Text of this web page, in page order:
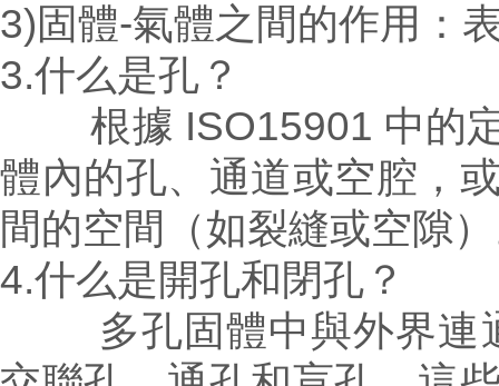
3)固體-氣體之間的作用：
3.什么是孔？
根據 ISO15901 中的定
體內的孔、通道或空腔，
間的空間（如裂縫或空隙
4.什么是開孔和閉孔？
多孔固體中與外界連通